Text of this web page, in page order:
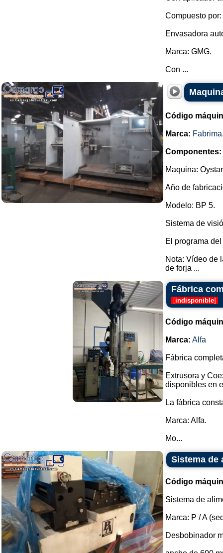
Compuesto por:
Envasadora
Marca: GMG.
Con ...
Código
Marca: Fabrima
Componentes:
Maquina:
Año de
Modelo: BP 5.
Sistema de
El programa
Nota: Vídeo de
de forja ...
Fábrica
[indisponible]
Código
Marca: Alfa
Fábrica
Extrusora y
disponibles en
La fábrica
Marca: Alfa.
Mo...
Sistema de
Código
Sistema de
Marca: P / A
Desbobinador